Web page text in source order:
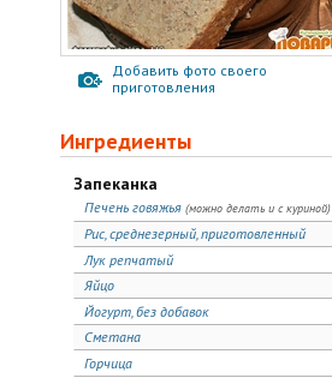
Добавить фото своего
приготовления
Ингредиенты
Запеканка
Печень говяжья (можно делать и с куриной)
Рис, среднезерный, приготовленный
Лук репчатый
Яйцо
Йогурт, без добавок
Сметана
Горчица